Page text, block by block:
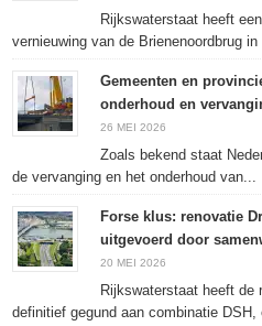
Rijkswaterstaat heeft
vernieuwing van de Brienenoordbrug
Gemeenten en
onderhoud en
26 MEI 2026
Zoals bekend staat
de vervanging en het onderhoud van...
Forse klus: renovatie
uitgevoerd door
20 MEI 2026
Rijkswaterstaat heeft de
definitief gegund aan combinatie